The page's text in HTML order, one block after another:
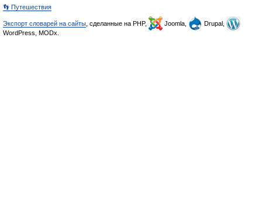
👣 Путешествия
Экспорт словарей на сайты , сделанные на PHP, Joomla,
Drupal,
WordPress, MODx.